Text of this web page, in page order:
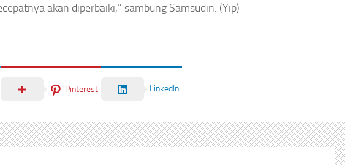
akan diperbaiki,” sambung Samsudin. (Yip)
Pinterest LinkedIn